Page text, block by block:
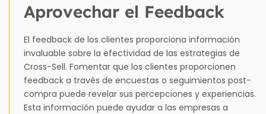
Aprovechar el Feedback
El feedback de los clientes proporciona información
invaluable sobre la efectividad de las estrategias de
Cross-Sell. Fomentar que los clientes proporcionen
feedback a través de encuestas o seguimientos post-
compra puede revelar sus percepciones y experiencias.
Esta información puede ayudar a las empresas a